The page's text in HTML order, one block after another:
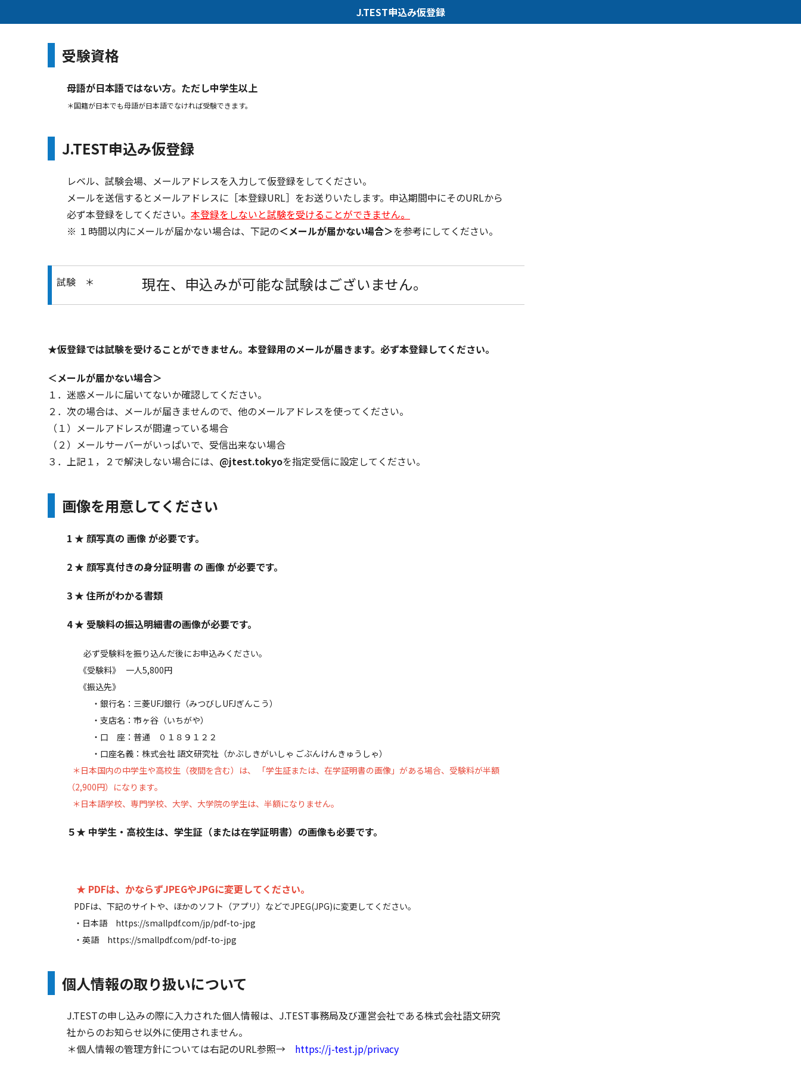
J.TEST申込み仮登録
受験資格
母語が日本語ではない方。ただし中学生以上
＊国籍が日本でも母語が日本語でなければ受験できます。
J.TEST申込み仮登録
レベル、試験会場、メールアドレスを入力して仮登録をしてください。
メールを送信するとメールアドレスに［本登録URL］をお送りいたします。申込期間中にそのURLから
必ず本登録をしてください。 本登録をしないと試験を受けることができません。
※ １時間以内にメールが届かない場合は、下記の＜メールが届かない場合＞を参考にしてください。
試験 ＊ 現在、申込みが可能な試験はございません。
★仮登録では試験を受けることができません。本登録用のメールが届きます。必ず本登録してください。
＜メールが届かない場合＞
１．迷惑メールに届いてないか確認してください。
２．次の場合は、メールが届きませんので、他のメールアドレスを使ってください。
（１）メールアドレスが間違っている場合
（２）メールサーバーがいっぱいで、受信出来ない場合
３．上記１，２で解決しない場合には、 @jtest.tokyoを指定受信に設定してください。
画像を用意してください
1 ★ 顔写真の 画像 が必要です。
2 ★ 顔写真付きの身分証明書 の 画像 が必要です。
3 ★ 住所がわかる書類
4 ★ 受験料の振込明細書の画像が必要です。
必ず受験料を振り込んだ後にお申込みください。
《受験料》 一人5,800円
《振込先》
・銀行名：三菱UFJ銀行（みつびしUFJぎんこう）
・支店名：市ヶ谷（いちがや）
・口 座：普通 ０１８９１２２
・口座名義：株式会社 語文研究社（かぶしきがいしゃ ごぶんけんきゅうしゃ）
＊日本国内の中学生や高校生（夜間を含む）は、 「学生証または、在学証明書の画像」がある場合、受験料が半額
（2,900円）になります。
＊日本語学校、専門学校、大学、大学院の学生は、半額になりません。
５★ 中学生・高校生は、学生証（または在学証明書）の画像も必要です。
★ PDFは、かならずJPEGやJPGに変更してください。
PDFは、下記のサイトや、ほかのソフト（アプリ）などでJPEG(JPG)に変更してください。
・日本語 https://smallpdf.com/jp/pdf-to-jpg
・英語 https://smallpdf.com/pdf-to-jpg
個人情報の取り扱いについて
J.TESTの申し込みの際に入力された個人情報は、J.TEST事務局及び運営会社である株式会社語文研究
社からのお知らせ以外に使用されません。
＊個人情報の管理方針については右記のURL参照→ https://j-test.jp/privacy